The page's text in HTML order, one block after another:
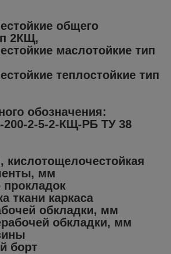
общего
2КЩ,
маслотойкие тип
теплостойкие тип
обозначения:
2-5-2-КЩ-РБ ТУ 38
мм
прокладок
ткани каркаса
обкладки, мм
обкладки, мм
борт